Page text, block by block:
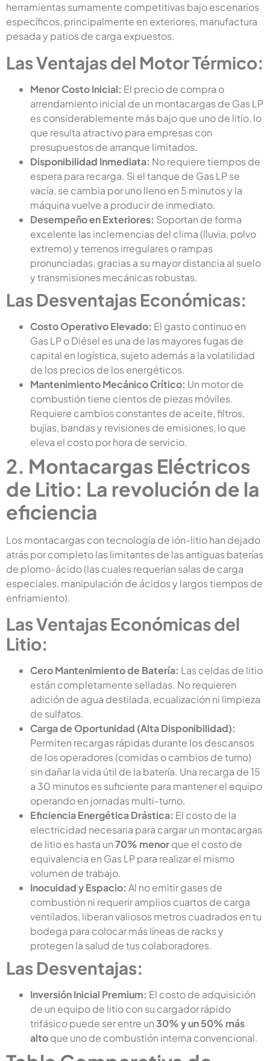
herramientas sumamente competitivas bajo escenarios
específicos, principalmente en exteriores, manufactura
pesada y patios de carga expuestos.
Las Ventajas del Motor Térmico:
Menor Costo Inicial: El precio de compra o
arrendamiento inicial de un montacargas de Gas LP
es considerablemente más bajo que uno de litio, lo
que resulta atractivo para empresas con
presupuestos de arranque limitados.
Disponibilidad Inmediata: No requiere tiempos de
espera para recarga. Si el tanque de Gas LP se
vacía, se cambia por uno lleno en 5 minutos y la
máquina vuelve a producir de inmediato.
Desempeño en Exteriores: Soportan de forma
excelente las inclemencias del clima (lluvia, polvo
extremo) y terrenos irregulares o rampas
pronunciadas, gracias a su mayor distancia al suelo
y transmisiones mecánicas robustas.
Las Desventajas Económicas:
Costo Operativo Elevado: El gasto continuo en
Gas LP o Diésel es una de las mayores fugas de
capital en logística, sujeto además a la volatilidad
de los precios de los energéticos.
Mantenimiento Mecánico Crítico: Un motor de
combustión tiene cientos de piezas móviles.
Requiere cambios constantes de aceite, filtros,
bujías, bandas y revisiones de emisiones, lo que
eleva el costo por hora de servicio.
2. Montacargas Eléctricos
de Litio: La revolución de la
eficiencia
Los montacargas con tecnología de ión-litio han dejado
atrás por completo las limitantes de las antiguas baterías
de plomo-ácido (las cuales requerían salas de carga
especiales, manipulación de ácidos y largos tiempos de
enfriamiento).
Las Ventajas Económicas del
Litio:
Cero Mantenimiento de Batería: Las celdas de litio
están completamente selladas. No requieren
adición de agua destilada, ecualización ni limpieza
de sulfatos.
Carga de Oportunidad (Alta Disponibilidad):
Permiten recargas rápidas durante los descansos
de los operadores (comidas o cambios de turno)
sin dañar la vida útil de la batería. Una recarga de 15
a 30 minutos es suficiente para mantener el equipo
operando en jornadas multi-turno.
Eficiencia Energética Drástica: El costo de la
electricidad necesaria para cargar un montacargas
de litio es hasta un70% menorque el costo de
equivalencia en Gas LP para realizar el mismo
volumen de trabajo.
Inocuidad y Espacio: Al no emitir gases de
combustión ni requerir amplios cuartos de carga
ventilados, liberan valiosos metros cuadrados en tu
bodega para colocar más líneas de racks y
protegen la salud de tus colaboradores.
Las Desventajas:
Inversión Inicial Premium: El costo de adquisición
de un equipo de litio con su cargador rápido
trifásico puede ser entre un30% y un 50% más
altoque uno de combustión interna convencional.